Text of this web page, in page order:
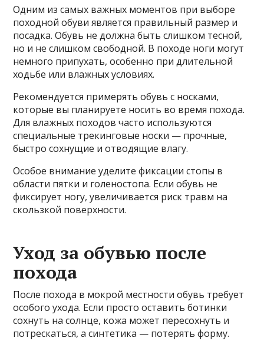
Одним из самых важных моментов при выборе
походной обуви является правильный размер и
посадка. Обувь не должна быть слишком тесной,
но и не слишком свободной. В походе ноги могут
немного припухать, особенно при длительной
ходьбе или влажных условиях.
Рекомендуется примерять обувь с носками,
которые вы планируете носить во время похода.
Для влажных походов часто используются
специальные трекинговые носки — прочные,
быстро сохнущие и отводящие влагу.
Особое внимание уделите фиксации стопы в
области пятки и голеностопа. Если обувь не
фиксирует ногу, увеличивается риск травм на
скользкой поверхности.
Уход за обувью после
похода
После похода в мокрой местности обувь требует
особого ухода. Если просто оставить ботинки
сохнуть на солнце, кожа может пересохнуть и
потрескаться, а синтетика — потерять форму.